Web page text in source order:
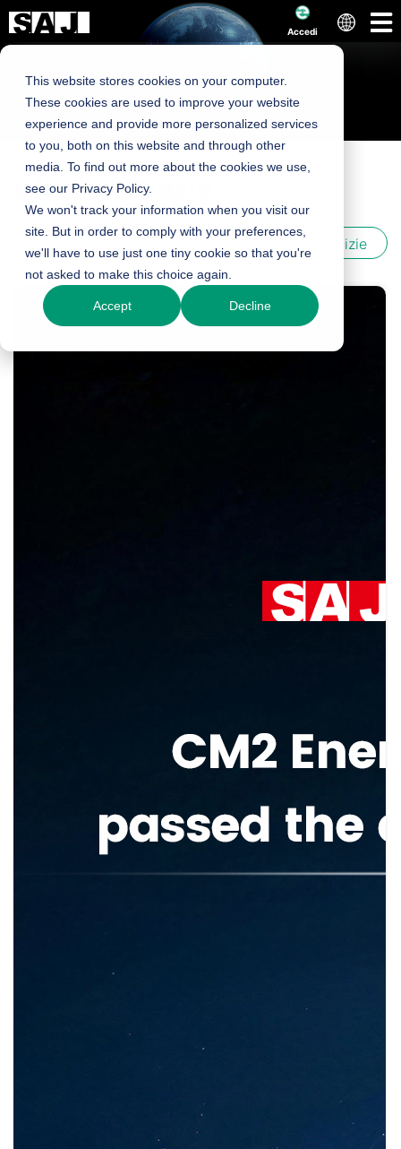
This website stores cookies on your computer.
These cookies are used to improve your website
experience and provide more personalized services
to you, both on this website and through other
media. To find out more about the cookies we use,
see our Privacy Policy.
We won't track your information when you visit our
site. But in order to comply with your preferences,
we'll have to use just one tiny cookie so that you're
not asked to make this choice again.
Accept Decline
Accedi
Notizie ed eventi
Scoprite le ultime novità di SAJ!
Ultime notizie
Tutte le notizie